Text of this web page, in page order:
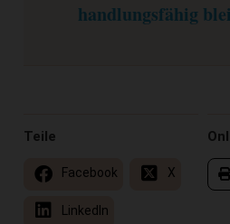
handlungsfähig
Teile
Facebook X
LinkedIn